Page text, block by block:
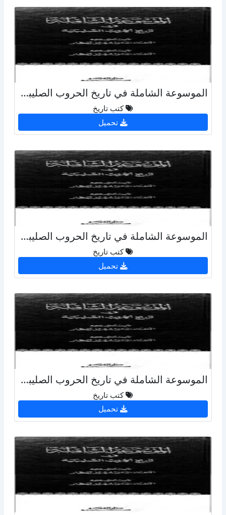
الموسوعة الشاملة في تاريخ الحروب الصليبية - ج 40
كتب تاريخ
تحميل
الموسوعة الشاملة في تاريخ الحروب الصليبية - ج 32
كتب تاريخ
تحميل
الموسوعة الشاملة في تاريخ الحروب الصليبية - ج 34
كتب تاريخ
تحميل